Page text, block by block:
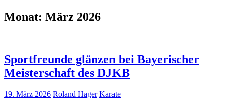
Monat: März 2026
Sportfreunde glänzen bei Bayerischer
Meisterschaft des DJKB
19. März 2026 Roland Hager Karate